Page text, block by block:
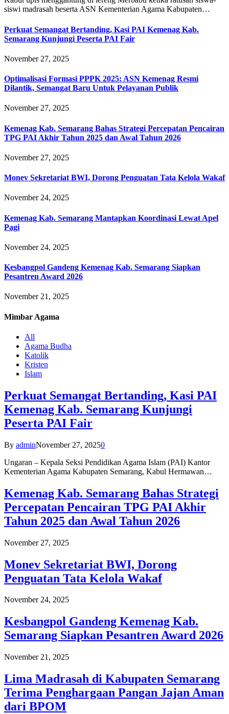
siswi madrasah beserta ASN Kementerian Agama Kabupaten…
Perkuat Semangat Bertanding, Kasi PAI Kemenag Kab.
Semarang Kunjungi Peserta PAI Fair
November 27, 2025
Optimalisasi Formasi PPPK 2025: ASN Kemenag Resmi
Dilantik, Semangat Baru Untuk Pelayanan Publik
November 27, 2025
Kemenag Kab. Semarang Bahas Strategi Percepatan Pencairan
TPG PAI Akhir Tahun 2025 dan Awal Tahun 2026
November 27, 2025
Monev Sekretariat BWI, Dorong Penguatan Tata Kelola Wakaf
November 24, 2025
Kemenag Kab. Semarang Mantapkan Koordinasi Lewat Apel
Pagi
November 24, 2025
Kesbangpol Gandeng Kemenag Kab. Semarang Siapkan
Pesantren Award 2026
November 21, 2025
Mimbar Agama
All
Agama Budha
Katolik
Kristen
Islam
Perkuat Semangat Bertanding, Kasi PAI
Kemenag Kab. Semarang Kunjungi
Peserta PAI Fair
By adminNovember 27, 20250
Ungaran – Kepala Seksi Pendidikan Agama Islam (PAI) Kantor
Kementerian Agama Kabupaten Semarang, Kabul Hermawan…
Kemenag Kab. Semarang Bahas Strategi
Percepatan Pencairan TPG PAI Akhir
Tahun 2025 dan Awal Tahun 2026
November 27, 2025
Monev Sekretariat BWI, Dorong
Penguatan Tata Kelola Wakaf
November 24, 2025
Kesbangpol Gandeng Kemenag Kab.
Semarang Siapkan Pesantren Award 2026
November 21, 2025
Lima Madrasah di Kabupaten Semarang
Terima Penghargaan Pangan Jajan Aman
dari BPOM